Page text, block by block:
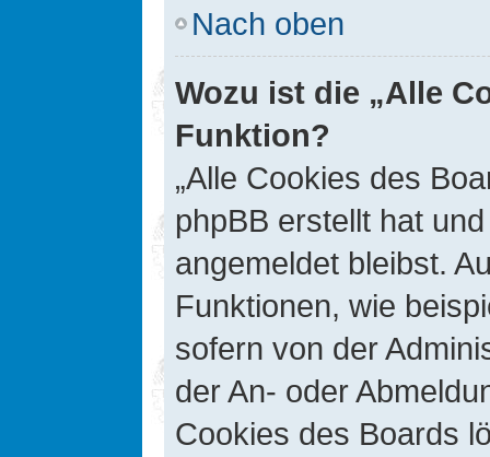
Nach oben
Wozu ist die „Alle
Funktion?
„Alle Cookies des
phpBB erstellt hat
angemeldet bleibst.
Funktionen, wie
sofern von der
der An- oder
Cookies des Boards